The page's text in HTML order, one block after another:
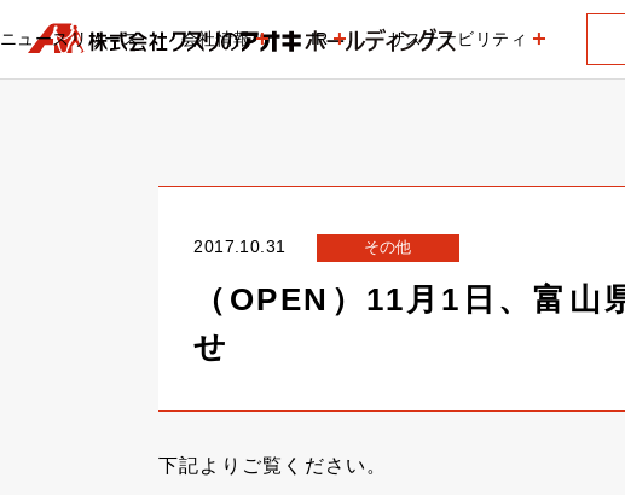
ニュースリリース 会社情報 IR サステナビリティ
2017.10.31 その他
（OPEN）11月1日、富
せ
下記よりご覧ください。